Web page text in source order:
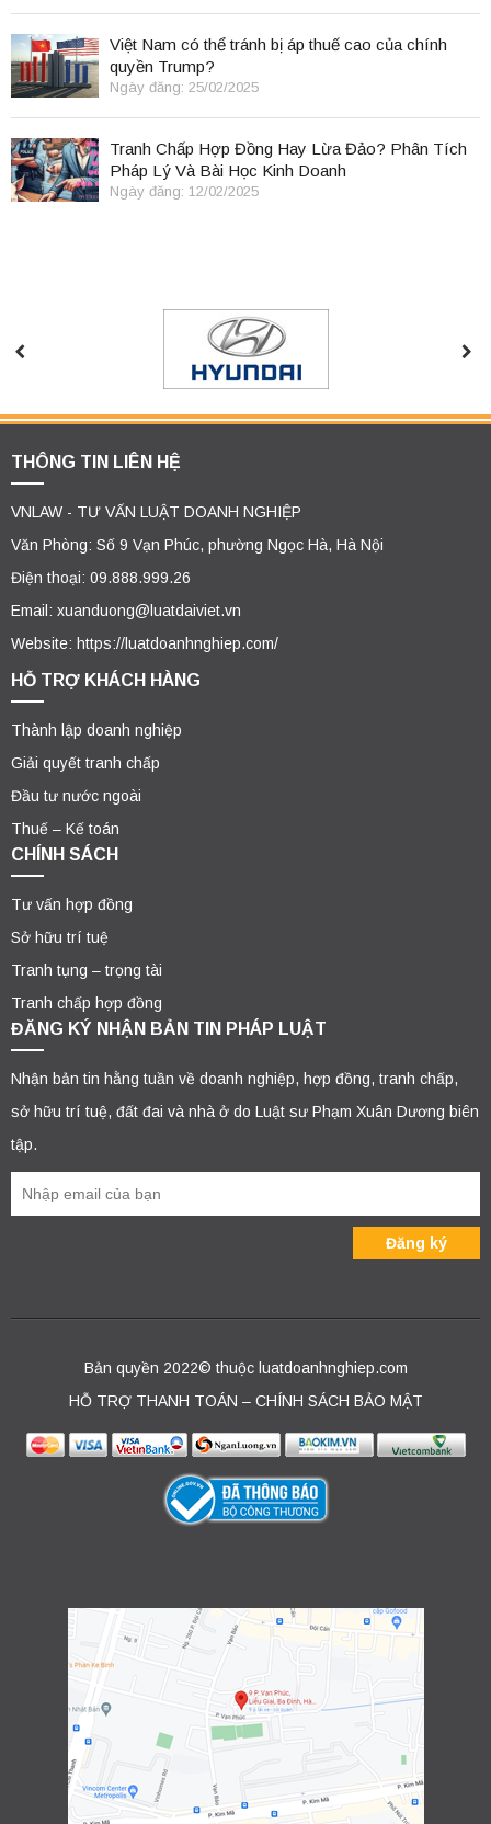
Việt Nam có thể tránh bị áp thuế cao của chính
quyền Trump?
Ngày đăng: 25/02/2025
Tranh Chấp Hợp Đồng Hay Lừa Đảo? Phân Tích
Pháp Lý Và Bài Học Kinh Doanh
Ngày đăng: 12/02/2025
THÔNG TIN LIÊN HỆ
VNLAW - TƯ VẤN LUẬT DOANH NGHIỆP
Văn Phòng: Số 9 Vạn Phúc, phường Ngọc Hà, Hà Nội
Điện thoại: 09.888.999.26
Email: xuanduong@luatdaiviet.vn
Website: https://luatdoanhnghiep.com/
HỖ TRỢ KHÁCH HÀNG
Thành lập doanh nghiệp
Giải quyết tranh chấp
Đầu tư nước ngoài
Thuế – Kế toán
CHÍNH SÁCH
Tư vấn hợp đồng
Sở hữu trí tuệ
Tranh tụng – trọng tài
Tranh chấp hợp đồng
ĐĂNG KÝ NHẬN BẢN TIN PHÁP LUẬT
Nhận bản tin hằng tuần về doanh nghiệp, hợp đồng, tranh chấp,
sở hữu trí tuệ, đất đai và nhà ở do Luật sư Phạm Xuân Dương biên
tập.
Bản quyền 2022© thuộc luatdoanhnghiep.com
HỖ TRỢ THANH TOÁN – CHÍNH SÁCH BẢO MẬT